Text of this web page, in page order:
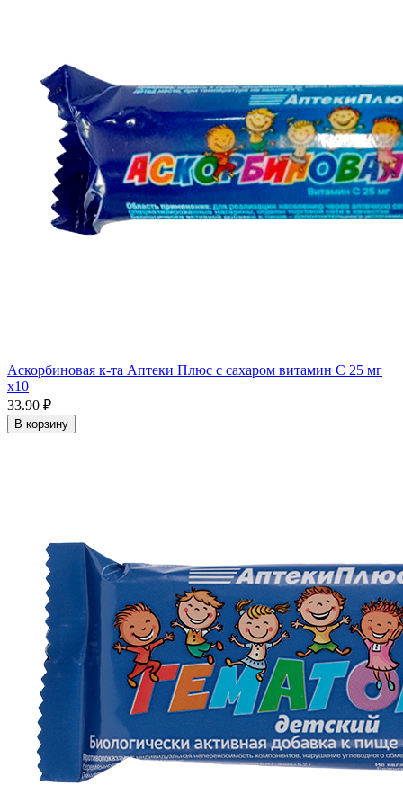
Аскорбиновая к-та Аптеки Плюс с сахаром витамин С 25 мг
x10
33.90 ₽
В корзину